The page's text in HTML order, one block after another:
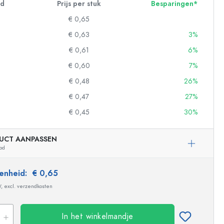
Prijs per stuk
Besparingen*
€ 0,65
€ 0,63
3%
€ 0,61
6%
€ 0,60
7%
€ 0,48
26%
€ 0,47
27%
€ 0,45 30%
AANPASSEN
€ 0,65
excl. verzendkosten
In het winkelmandje